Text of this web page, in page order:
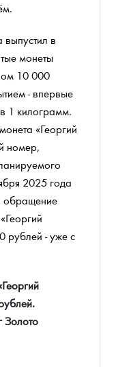
в
монеты
10 000
- впервые
1 килограмм.
«Георгий
номер,
2025 года
обращение
рублей - уже с
Золото